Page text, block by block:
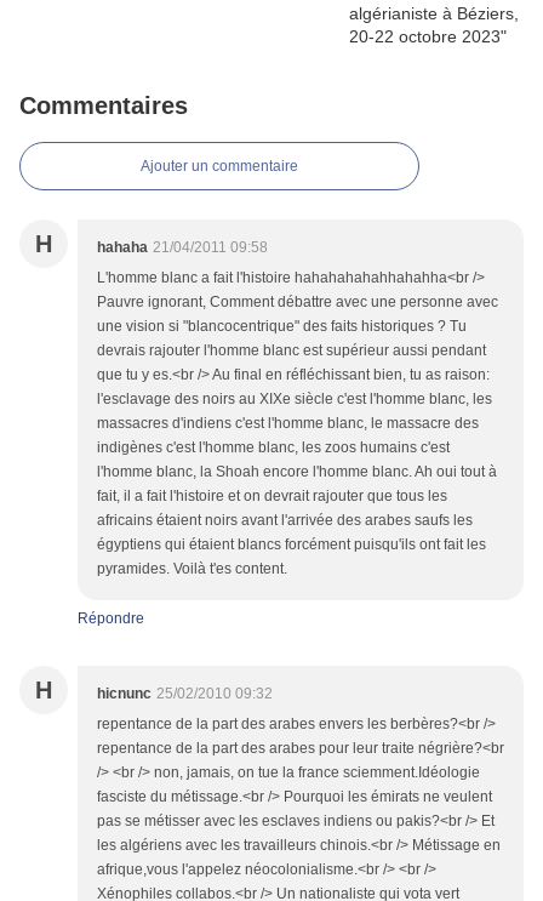
Commentaires
Ajouter un commentaire
H hahaha 21/04/2011 09:58
L'homme blanc a fait l'histoire hahahahahahhahahha<br />
Pauvre ignorant, Comment débattre avec une personne avec
une vision si "blancocentrique" des faits historiques ? Tu
devrais rajouter l'homme blanc est supérieur aussi pendant
que tu y es.<br /> Au final en réfléchissant bien, tu as raison:
l'esclavage des noirs au XIXe siècle c'est l'homme blanc, les
massacres d'indiens c'est l'homme blanc, le massacre des
indigènes c'est l'homme blanc, les zoos humains c'est
l'homme blanc, la Shoah encore l'homme blanc. Ah oui tout à
fait, il a fait l'histoire et on devrait rajouter que tous les
africains étaient noirs avant l'arrivée des arabes saufs les
égyptiens qui étaient blancs forcément puisqu'ils ont fait les
pyramides. Voilà t'es content.
Répondre
H hicnunc 25/02/2010 09:32
repentance de la part des arabes envers les berbères?<br />
repentance de la part des arabes pour leur traite négrière?<br
/> <br /> non, jamais, on tue la france sciemment.Idéologie
fasciste du métissage.<br /> Pourquoi les émirats ne veulent
pas se métisser avec les esclaves indiens ou pakis?<br /> Et
les algériens avec les travailleurs chinois.<br /> Métissage en
afrique,vous l'appelez néocolonialisme.<br /> <br />
Xénophiles collabos.<br /> Un nationaliste qui vota vert